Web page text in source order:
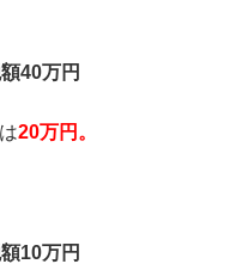
40万円
20万円。
10万円